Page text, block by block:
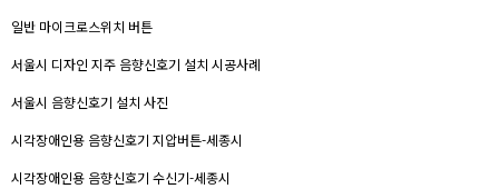
일반 마이크로스위치 버튼
서울시 디자인 지주 음향신호기 설치 시공사례
서울시 음향신호기 설치 사진
시각장애인용 음향신호기 지압버튼-세종시
시각장애인용 음향신호기 수신기-세종시